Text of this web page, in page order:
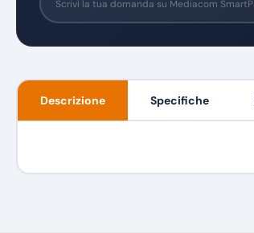
Descrizione Specifiche